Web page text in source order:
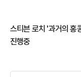
스티븐 로치 '과거의 홍
진행중